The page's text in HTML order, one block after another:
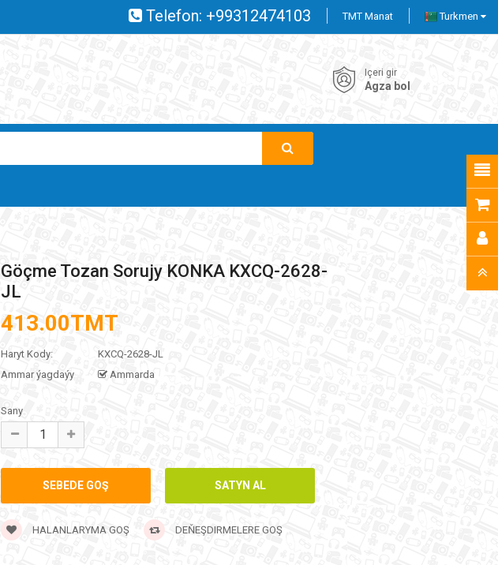
TMT Manat Turkmen
Telefon: +99312474103
Içeri gir
Agza bol
Göçme Tozan Sorujy KONKA KXCQ-2628-
JL
413.00TMT
Haryt Kody:
KXCQ-2628-JL
Ammar ýagdaýy
Ammarda
Sany
HALANLARYMA GOŞ DEŇEŞDIRMELERE GOŞ